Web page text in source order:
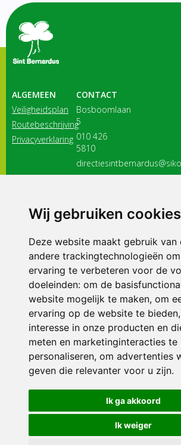
Wij gebruiken cookies
Deze website maakt gebruik van
andere trackingtechnologieën
ervaring te verbeteren voor de
doeleinden: om de
website mogelijk te maken, om
ervaring op de website te bieden,
interesse in onze producten en
meten en marketinginteracties te
personaliseren, om advertenties
geven die relevanter voor u zijn.
Ik ga akkoord
Ik weiger
ALGEMEEN
Veiligheidsplan
Routebeschrijving
Privacyverklaring
CONTACT
Bosboomlaan
5
010 426
5810
3116 JB
ONDERDEEL VAN
© 2026 Sint Bernardus | Alle rechten
Privacy policy|Disclaimer| Klachtenregeling|
voorkeuren
Crealisatie The MindOffice